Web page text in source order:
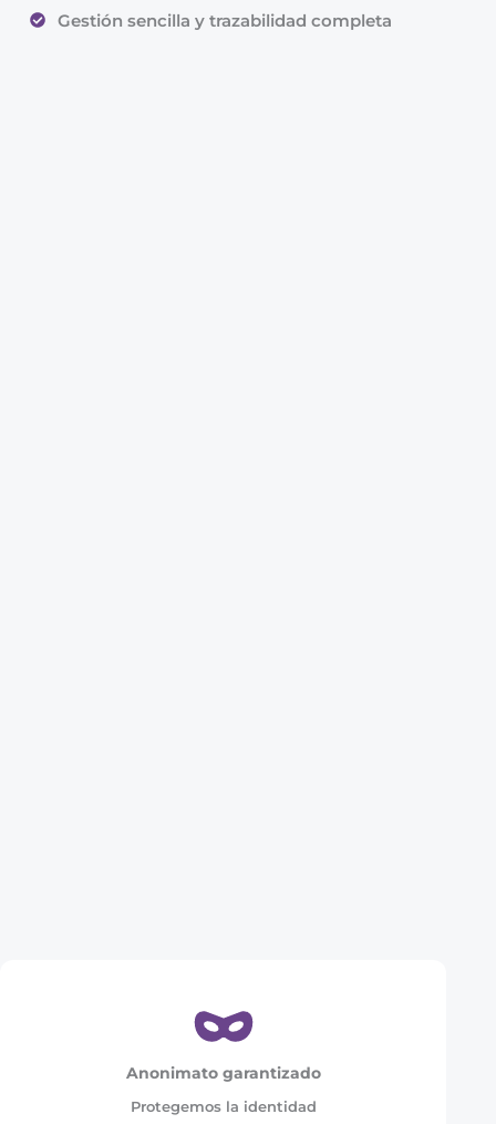
Gestión sencilla y trazabilidad completa
Anonimato garantizado
Protegemos la identidad